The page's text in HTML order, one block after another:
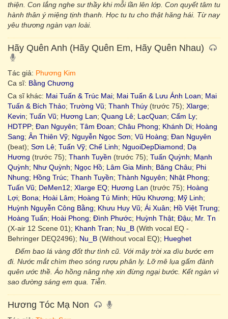
thiện. Con lắng nghe sư thầy khi mỗi lần lên lớp. Con quyết tâm tu
hành thân ý miệng tịnh thanh. Học tu tu cho thật hăng hái. Từ nay
yêu thương ngàn vạn loài.
Hãy Quên Anh (Hãy Quên Em, Hãy Quên Nhau)
Tác giả: Phương Kim
Ca sĩ: Bằng Chương
Ca sĩ khác: Mai Tuấn & Trúc Mai; Mai Tuấn & Lưu Ánh Loan; Mai
Tuấn & Bích Thảo; Trường Vũ; Thanh Thúy (trước 75); Xlarge;
Kevin; Tuấn Vũ; Hương Lan; Quang Lê; LạcQuan; Cẩm Ly;
HDTPP; Đan Nguyên; Tâm Đoan; Châu Phong; Khánh Di; Hoàng
Sang; Ân Thiên Vỹ; Nguyễn Ngọc Sơn; Vũ Hoàng; Đan Nguyên
(beat); Sơn Lê; Tuấn Vỹ; Chế Linh; NguoiDepDiamond; Dạ
Hương (trước 75); Thanh Tuyền (trước 75); Tuấn Quỳnh; Mạnh
Quỳnh; Như Quỳnh; Ngọc Hồ; Lâm Gia Minh; Băng Châu; Phi
Nhung; Hồng Trúc; Thanh Tuyền; Thành Nguyên; Nhật Phong;
Tuấn Vũ; DeMen12; Xlarge EQ; Hương Lan (trước 75); Hoàng
Lợi; Bona; Hoài Lâm; Hoàng Tú Minh; Hữu Khương; Mỹ Linh;
Huỳnh Nguyễn Công Bằng; Khưu Huy Vũ; Ái Xuân; Hồ Việt Trung;
Hoàng Tuấn; Hoài Phong; Đình Phước; Huỳnh Thật; Đậu; Mr. Tn
(X-air 12 Scene 01); Khanh Tran; Nu_B (With vocal EQ -
Behringer DEQ2496); Nu_B (Without vocal EQ); Hueghet
Đếm bao lá vàng đốt thư tình cũ. Với mây trời xa dìu bước em
đi. Nước mắt chìm theo sóng rượu phân ly. Lỡ mê lụa gấm đành
quên ước thề. Áo hồng nâng nhẹ xin đừng ngại bước. Kết ngàn vì
sao đường sáng em qua. Tiễn.
Hương Tóc Mạ Non